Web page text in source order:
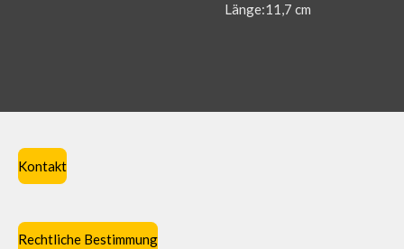
Länge:11,7 cm
Kontakt
Rechtliche Bestimmung